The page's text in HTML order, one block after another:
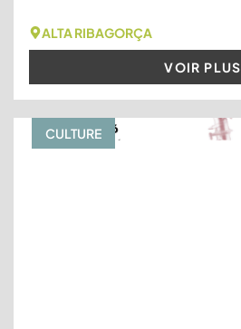
ALTA RIBAGORÇA
VOIR PLUS
CULTURE